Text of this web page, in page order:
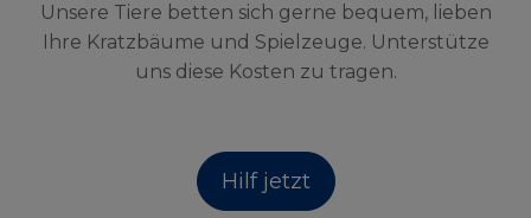
Unsere Tiere betten sich gerne bequem, lieben
Ihre Kratzbäume und Spielzeuge. Unterstütze
uns diese Kosten zu tragen.
Hilf jetzt